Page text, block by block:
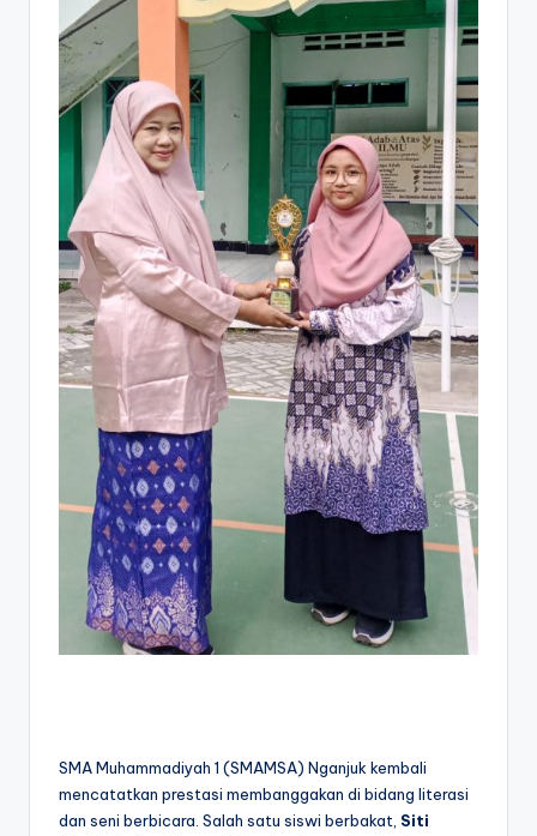
SMA Muhammadiyah 1 (SMAMSA) Nganjuk kembali
mencatatkan prestasi membanggakan di bidang literasi
dan seni berbicara. Salah satu siswi berbakat, Siti